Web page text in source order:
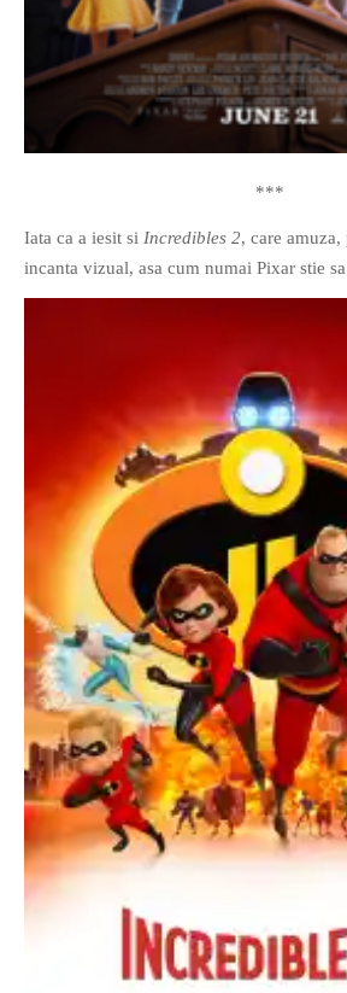
***
Iata ca a iesit si Incredibles 2, care
incanta vizual, asa cum numai Pixar stie